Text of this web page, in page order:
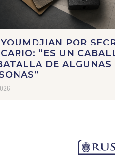
POR
“ES UN
DE ALGUNAS